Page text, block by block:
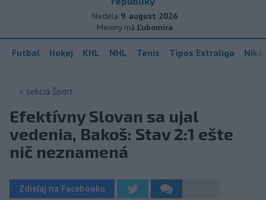
Nedela 9. august 2026
Meniny má Ľubomíra
Futbal Hokej KHL NHL Tenis Tipos Extraliga
< sekcia Šport
Efektívny Slovan sa ujal
vedenia, Bakoš: Stav 2:1 ešte
nič neznamená
Zdieľaj na Facebooku